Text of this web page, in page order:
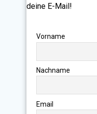
deine E-Mail!
Vorname
Nachname
Email